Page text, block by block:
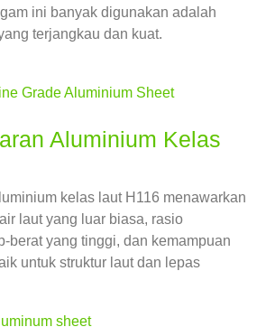
ini banyak digunakan adalah
terjangkau dan kuat.
Aluminium Kelas
kelas laut H116 menawarkan
laut yang luar biasa, rasio
berat yang tinggi, dan kemampuan
untuk struktur laut dan lepas